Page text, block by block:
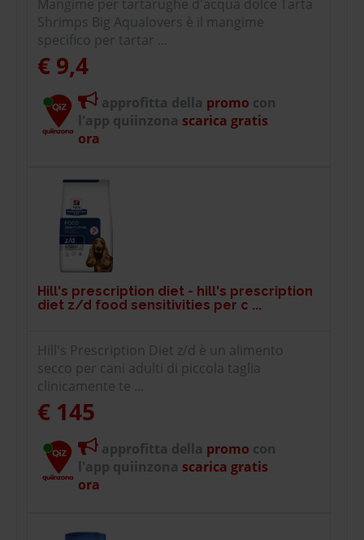
Mangime per tartarughe d'acqua dolce Tarta
Shrimps Big Aqualovers è il mangime
specifico per tartar ...
€ 9,4
approfitta della promo con
l'app quiinzona scarica gratis
ora
Hill's prescription diet - hill's prescription
diet z/d food sensitivities per c ...
Hill's Prescription Diet z/d è un alimento
secco per cani adulti di piccola taglia
clinicamente te ...
€ 145
approfitta della promo con
l'app quiinzona scarica gratis
ora